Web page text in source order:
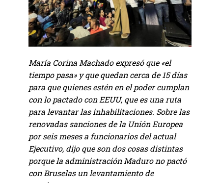
María Corina Machado expresó que «el
tiempo pasa» y que quedan cerca de 15 días
para que quienes estén en el poder cumplan
con lo pactado con EEUU, que es una ruta
para levantar las inhabilitaciones. Sobre las
renovadas sanciones de la Unión Europea
por seis meses a funcionarios del actual
Ejecutivo, dijo que son dos cosas distintas
porque la administración Maduro no pactó
con Bruselas un levantamiento de